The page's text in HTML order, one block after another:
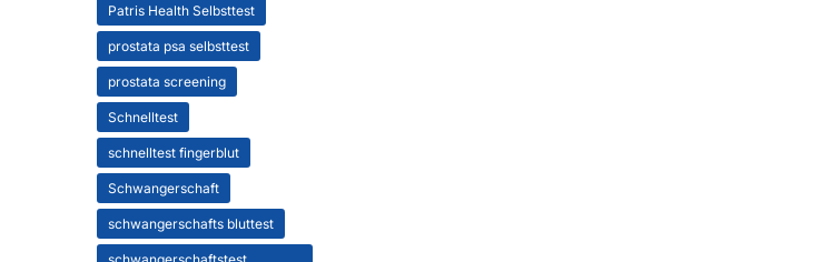
Patris Health Selbsttest
prostata psa selbsttest
prostata screening
Schnelltest
schnelltest fingerblut
Schwangerschaft
schwangerschafts bluttest